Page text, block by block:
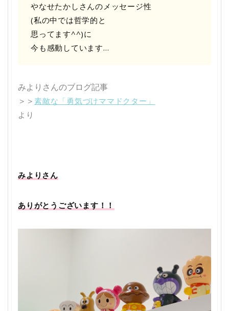
やなせたかしさんのメッセージ性
(私の中では哲学的と
思ってます^^)に
今も感動しています…
みよりさんのブログ記事
＞＞ 素敵な「勇気づけママドクター」
より
みよりさん
ありがとうございます！！